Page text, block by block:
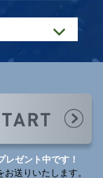
ゼント中です！
送りいたします。